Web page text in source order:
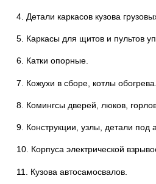
4. Детали каркасов кузова
5. Каркасы для щитов и пультов
6. Катки опорные.
7. Кожухи в сборе, котлы обогрева.
8. Комингсы дверей, люков,
9. Конструкции, узлы, детали под
10. Корпуса электрической
11. Кузова автосамосвалов.